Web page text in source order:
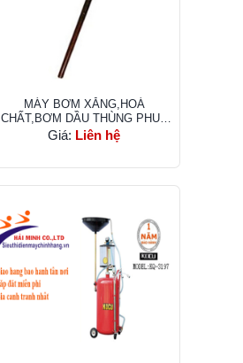
MÁY BƠM XĂNG,HOÁ
CHẤT,BƠM DẦU THÙNG PHUY
180L-200L
Giá: Liên hệ